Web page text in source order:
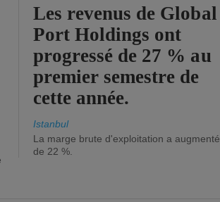
Les revenus de Global
Port Holdings ont
progressé de 27 % au
premier semestre de
cette année.
Istanbul
La marge brute d'exploitation a augmenté
de 22 %.